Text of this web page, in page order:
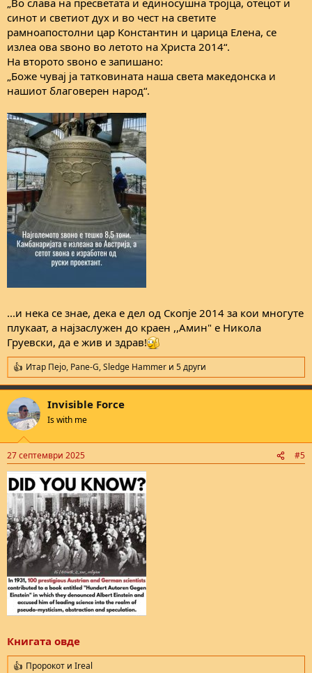
синот и светиот дух и во чест на светите
рамноапостолни цар Kонстантин и царица Елена, се
излеа ова ѕвоно во летото на Христа 2014“.
На второто ѕвоно е запишано:
„Боже чувај ја татковината наша света македонска и
нашиот благоверен народ“.
...и нека се знае, дека е дел од Скопје 2014 за кои многуте
плукаат, а најзаслужен до краен ,,Амин" е Никола
Груевски, да е жив и здрав!
R
e
a
c
t
i
s
:
Итар Пејо, Pane-G,Sledge Hammer и 5 други
Invisible Force
Is with me
27 септември 2025 #5
Книгата овде
R Пророкот и Ireal